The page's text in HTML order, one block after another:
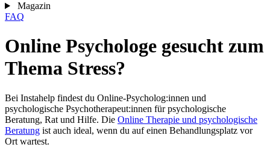
Magazin
FAQ
Online Psychologe gesucht zum
Thema Stress?
Bei Instahelp findest du Online-Psycholog:innen und
psychologische Psychotherapeut:innen für psychologische
Beratung, Rat und Hilfe. Die Online Therapie und psychologische
Beratung ist auch ideal, wenn du auf einen Behandlungsplatz vor
Ort wartest.